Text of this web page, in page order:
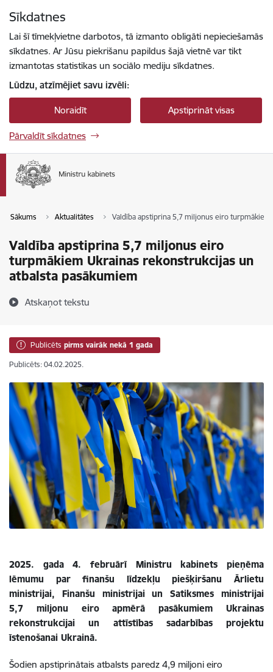
Sīkdatnes
Lai šī tīmekļvietne darbotos, tā izmanto obligāti nepieciešamās
sīkdatnes. Ar Jūsu piekrišanu papildus šajā vietnē var tikt
izmantotas statistikas un sociālo mediju sīkdatnes.
Lūdzu, atzīmējiet savu izvēli:
Noraidīt Apstiprināt visas
Pārvaldīt sīkdatnes
Sākums Aktualitātes Valdība apstiprina 5,7 miljonus eiro
Valdība apstiprina 5,7 miljonus eiro
turpmākiem Ukrainas rekonstrukcijas un
atbalsta pasākumiem
Atskaņot tekstu
Publicēts pirms vairāk nekā 1 gada
Publicēts: 04.02.2025.
2025. gada 4. februārī Ministru kabinets pieņēma
lēmumu par finanšu līdzekļu piešķiršanu Ārlietu
ministrijai, Finanšu ministrijai un Satiksmes ministrijai
5,7 miljonu eiro apmērā pasākumiem Ukrainas
rekonstrukcijai un attīstības sadarbības projektu
īstenošanai Ukrainā.
Šodien apstiprinātais atbalsts paredz 4,9 miljoni eiro